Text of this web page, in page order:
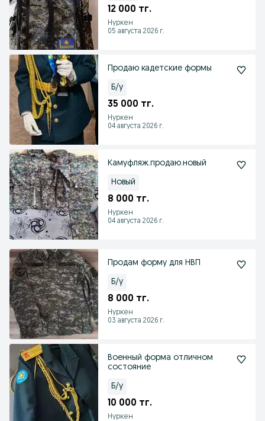
12 000 тг.
Нуркен
05 августа 2026 г.
Продаю кадетские формы
Б/у
35 000 тг.
Нуркен
04 августа 2026 г.
Камуфляж.продаю.новый
Новый
8 000 тг.
Нуркен
04 августа 2026 г.
Продам форму для НВП
Б/у
8 000 тг.
Нуркен
03 августа 2026 г.
Военный форма отличном
состояние
Б/у
10 000 тг.
Нуркен